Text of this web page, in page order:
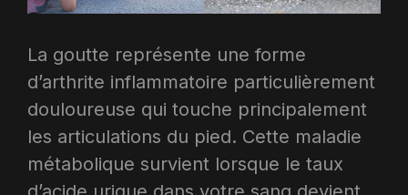
La goutte représente une forme
d’arthrite inflammatoire particulièrement
douloureuse qui touche principalement
les articulations du pied. Cette maladie
métabolique survient lorsque le taux